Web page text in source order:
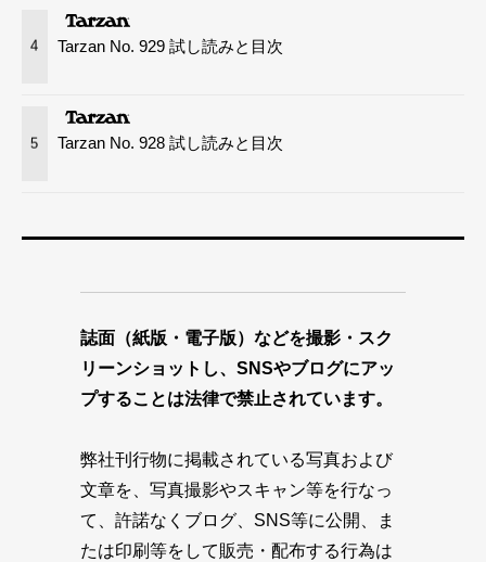
4 Tarzan No. 929 試し読みと目次
5 Tarzan No. 928 試し読みと目次
誌面（紙版・電子版）などを撮影・スク
リーンショットし、SNSやブログにアッ
プすることは法律で禁止されています。
弊社刊行物に掲載されている写真および
文章を、写真撮影やスキャン等を行なっ
て、許諾なくブログ、SNS等に公開、ま
たは印刷等をして販売・配布する行為は